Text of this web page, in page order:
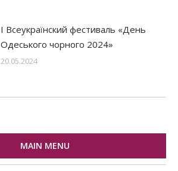
І Всеукраїнский фестиваль «День
Одеського чорного 2024»
20.05.2024
MAIN MENU